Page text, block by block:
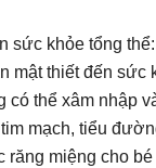
sức khỏe tổng
mật thiết đến sức
có thể xâm nhập
mạch, tiểu
răng miệng cho